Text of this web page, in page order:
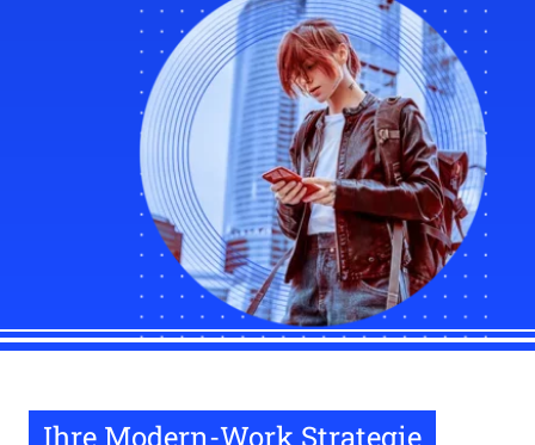
Ihre Modern-Work Strategie